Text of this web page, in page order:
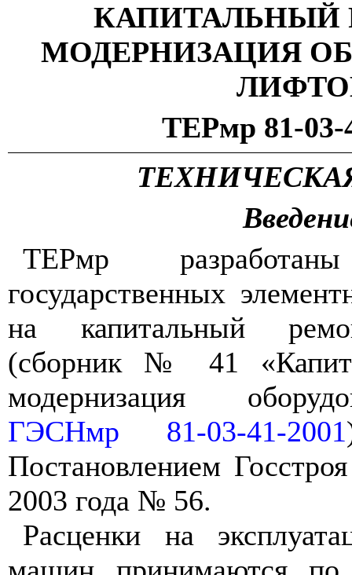
КАПИТАЛЬНЫЙ
МОДЕРНИЗАЦИЯ
ТЕРмр 81-03-
ТЕРмр
государственных
на капитальный
(сборник № 41
модернизация
ГЭСНмр 81-03-41-2001
Постановлением
2003 года № 56.
Расценки на